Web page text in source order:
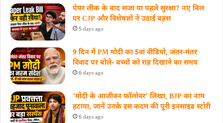
पेपर लीक के बाद सजा या पहले सुरक्षा? नए बिल
पर CJP और विशेषज्ञों ने उठाई बहस
5 days ago
9 दिन में PM मोदी का 5वां वीडियो, जंतर-मंतर
विवाद पर बोले- बच्चों को राह दिखाने का समय
6 days ago
‘मोदी के आजीवन फॉलोवर’ लिखा, BJP का नाम
हटाया, जानें उनके इस कदम की पूरी इनसाइड स्‍टोरी
6 days ago